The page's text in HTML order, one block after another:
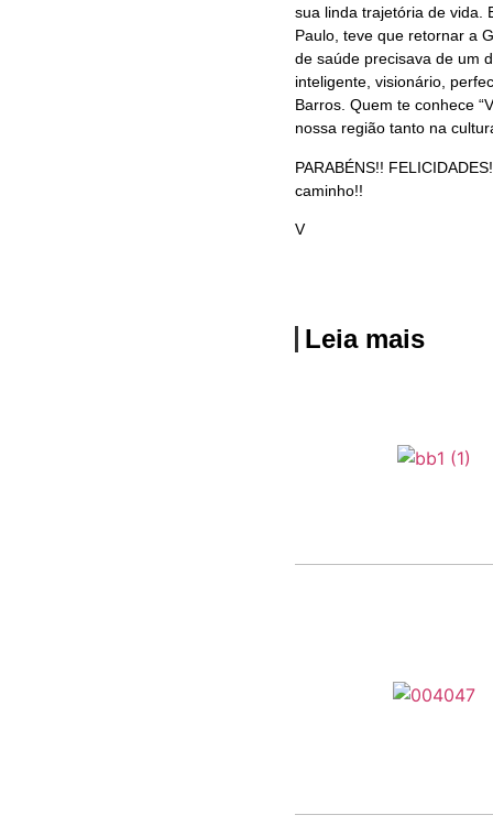
sua linda trajetória de vida.
Paulo, teve que retornar a
de saúde precisava de um
inteligente, visionário,
Barros. Quem te conhece
nossa região tanto na
PARABÉNS!!
caminho!!
V
Leia mais